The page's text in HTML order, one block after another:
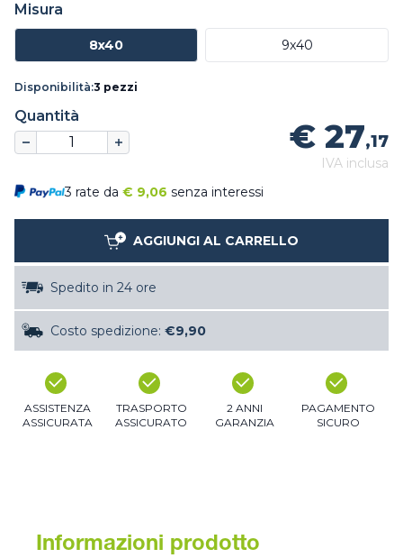
Misura
8x40 9x40
Disponibilità:3 pezzi
Quantità
€ 27,17
IVA inclusa
3 rate da € 9,06 senza interessi
AGGIUNGI AL CARRELLO
Spedito in 24 ore
Costo spedizione: €9,90
ASSISTENZA
ASSICURATA
TRASPORTO
ASSICURATO
2 ANNI
GARANZIA
PAGAMENTO
SICURO
Informazioni prodotto